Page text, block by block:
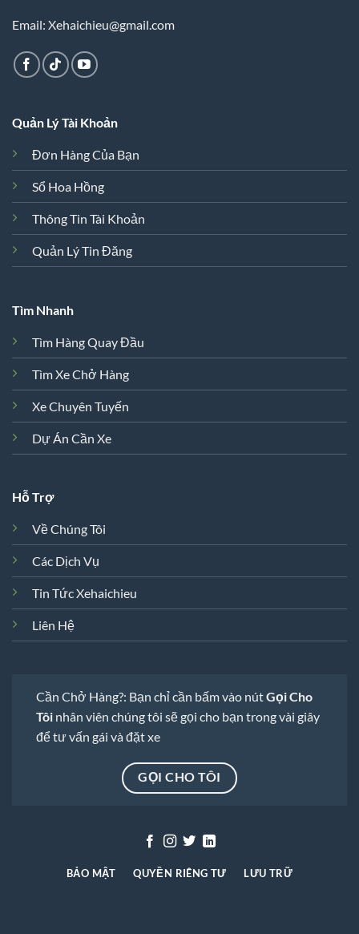
Email: Xehaichieu@gmail.com
Quản Lý Tài Khoản
Đơn Hàng Của Bạn
Sổ Hoa Hồng
Thông Tin Tài Khoản
Quản Lý Tin Đăng
Tìm Nhanh
Tìm Hàng Quay Đầu
Tìm Xe Chở Hàng
Xe Chuyên Tuyến
Dự Án Cần Xe
Hỗ Trợ
Về Chúng Tôi
Các Dịch Vụ
Tin Tức Xehaichieu
Liên Hệ
Cần Chở Hàng?: Bạn chỉ cần bấm vào nútGọi Cho
Tôi nhân viên chúng tôi sẽ gọi cho bạn trong vài giây
để tư vấn gái và đặt xe
GỌI CHO TÔI
BẢO MẬT QUYỀN RIÊNG TƯ LƯU TRỮ